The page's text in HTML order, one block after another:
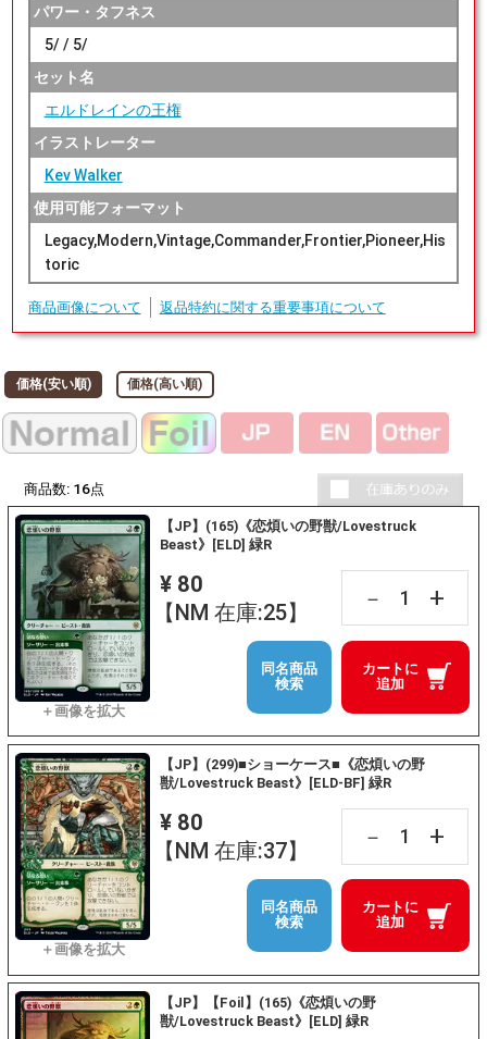
パワー・タフネス
5/ / 5/
セット名
エルドレインの王権
イラストレーター
Kev Walker
使用可能フォーマット
Legacy,Modern,Vintage,Commander,Frontier,Pioneer,His
toric
商品画像について 返品特約に関する重要事項について
価格(安い順) 価格(高い順)
商品数: 16点
【JP】(165)《恋煩いの野獣/Lovestruck
Beast》[ELD] 緑R
¥ 80
【NM 在庫:25】
－ +
カートに
追加
同名商品
検索
【JP】(299)■ショーケース■《恋煩いの野
獣/Lovestruck Beast》[ELD-BF] 緑R
¥ 80
【NM 在庫:37】
－ +
カートに
追加
同名商品
検索
【JP】【Foil】(165)《恋煩いの野
獣/Lovestruck Beast》[ELD] 緑R